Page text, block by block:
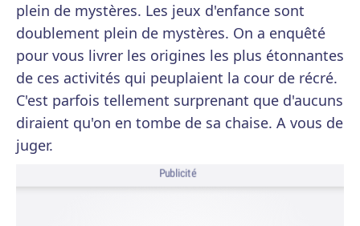
plein de mystères. Les jeux d'enfance sont
doublement plein de mystères. On a enquêté
pour vous livrer les origines les plus étonnantes
de ces activités qui peuplaient la cour de récré.
C'est parfois tellement surprenant que d'aucuns
diraient qu'on en tombe de sa chaise. A vous de
juger.
Publicité